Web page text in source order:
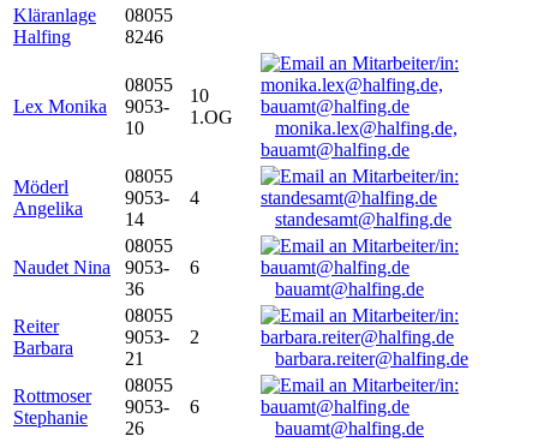
Kläranlage
Halfing
08055
8246
Lex Monika
08055
9053-
10
10
1.OG
monika.lex@halfing.de,
bauamt@halfing.de
Möderl
Angelika
08055
9053-
14
4
standesamt@halfing.de
Naudet Nina
08055
9053-
36
6
bauamt@halfing.de
Reiter
Barbara
08055
9053-
21
2
barbara.reiter@halfing.de
Rottmoser
Stephanie
08055
9053-
26
6
bauamt@halfing.de